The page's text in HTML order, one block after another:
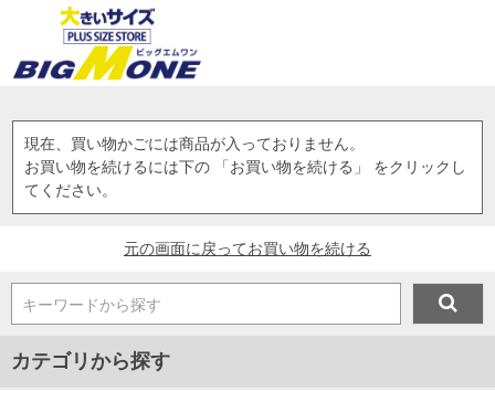
現在、買い物かごには商品が入っておりません。
お買い物を続けるには下の 「お買い物を続ける」 をクリックし
てください。
元の画面に戻ってお買い物を続ける
キーワードから探す
カテゴリから探す